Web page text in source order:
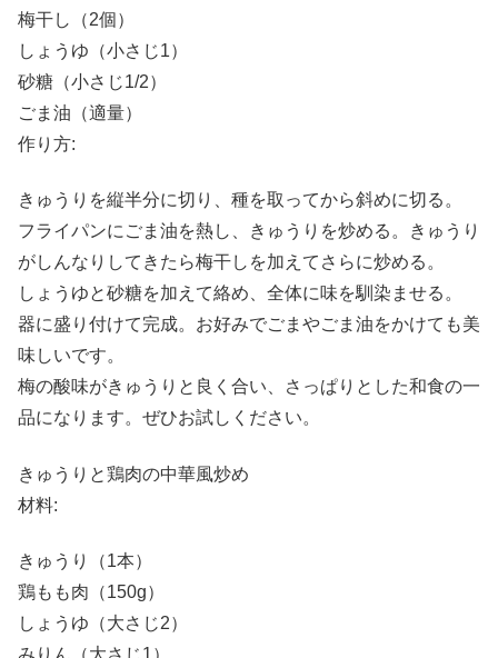
梅干し（2個）
しょうゆ（小さじ1）
砂糖（小さじ1/2）
ごま油（適量）
作り方:
きゅうりを縦半分に切り、種を取ってから斜めに切る。
フライパンにごま油を熱し、きゅうりを炒める。きゅうり
がしんなりしてきたら梅干しを加えてさらに炒める。
しょうゆと砂糖を加えて絡め、全体に味を馴染ませる。
器に盛り付けて完成。お好みでごまやごま油をかけても美
味しいです。
梅の酸味がきゅうりと良く合い、さっぱりとした和食の一
品になります。ぜひお試しください。
きゅうりと鶏肉の中華風炒め
材料:
きゅうり（1本）
鶏もも肉（150g）
しょうゆ（大さじ2）